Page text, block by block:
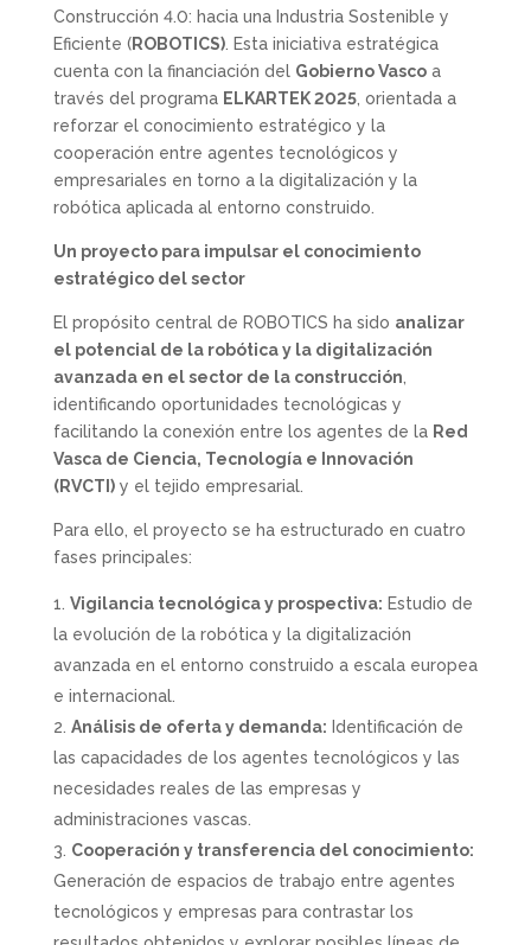
Construcción 4.0: hacia una Industria Sostenible y
Eficiente (ROBOTICS). Esta iniciativa estratégica
cuenta con la financiación del Gobierno Vascoa
través del programa ELKARTEK 2025, orientada a
reforzar el conocimiento estratégico y la
cooperación entre agentes tecnológicos y
empresariales en torno a la digitalización y la
robótica aplicada al entorno construido.
Un proyecto para impulsar el conocimiento
estratégico del sector
El propósito central de ROBOTICS ha sido analizar
el potencial de la robótica y la digitalización
avanzada en el sector de la construcción
identificando oportunidades tecnológicas y
facilitando la conexión entre los agentes de la Red
Vasca de Ciencia, Tecnología e Innovación
(RVCTI)y el tejido empresarial.
Para ello, el proyecto se ha estructurado en cuatro
fases principales:
Vigilancia tecnológica y prospectiva: Estudio de
la evolución de la robótica y la digitalización
avanzada en el entorno construido a escala europea
e internacional.
Análisis de oferta y demanda: Identificación de
las capacidades de los agentes tecnológicos y las
necesidades reales de las empresas y
administraciones vascas.
Cooperación y transferencia del conocimiento:
Generación de espacios de trabajo entre agentes
tecnológicos y empresas para contrastar los